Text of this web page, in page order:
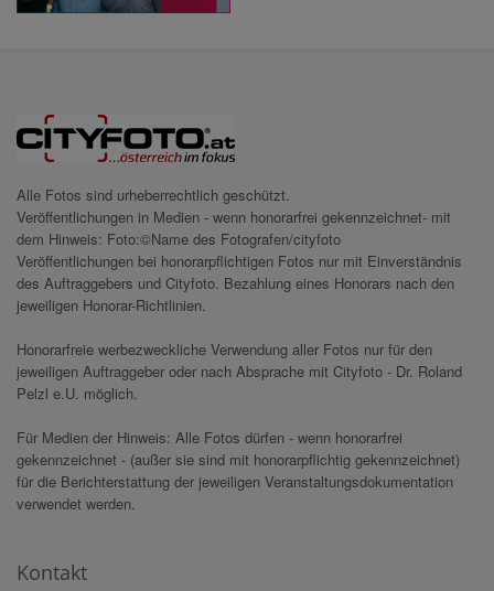
Alle Fotos sind urheberrechtlich geschützt.
Veröffentlichungen in Medien - wenn honorarfrei gekennzeichnet- mit
dem Hinweis: Foto:©Name des Fotografen/cityfoto
Veröffentlichungen bei honorarpflichtigen Fotos nur mit Einverständnis
des Auftraggebers und Cityfoto. Bezahlung eines Honorars nach den
jeweiligen Honorar-Richtlinien.
Honorarfreie werbezweckliche Verwendung aller Fotos nur für den
jeweiligen Auftraggeber oder nach Absprache mit Cityfoto - Dr. Roland
Pelzl e.U. möglich.
Für Medien der Hinweis: Alle Fotos dürfen - wenn honorarfrei
gekennzeichnet - (außer sie sind mit honorarpflichtig gekennzeichnet)
für die Berichterstattung der jeweiligen Veranstaltungsdokumentation
verwendet werden.
Kontakt